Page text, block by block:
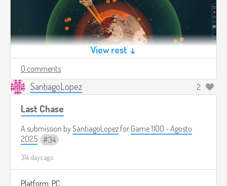
View rest ↓
0 comments
SantiagoLopez 2
Last Chase
A submission bySantiagoLopez for Game 1100 - Agosto
2025
34
314 days ago
Platform: PC